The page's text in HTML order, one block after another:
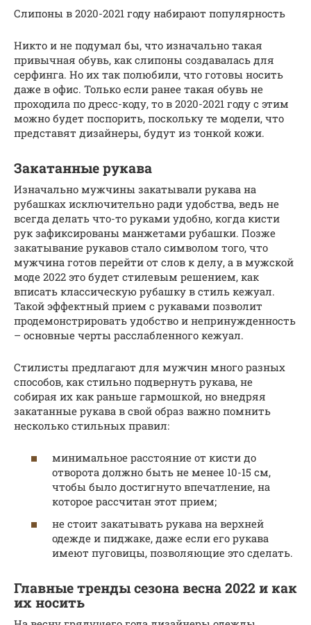
Слипоны в 2020-2021 году набирают популярность
Никто и не подумал бы, что изначально такая
привычная обувь, как слипоны создавалась для
серфинга. Но их так полюбили, что готовы носить
даже в офис. Только если ранее такая обувь не
проходила по дресс-коду, то в 2020-2021 году с этим
можно будет поспорить, поскольку те модели, что
представят дизайнеры, будут из тонкой кожи.
Закатанные рукава
Изначально мужчины закатывали рукава на
рубашках исключительно ради удобства, ведь не
всегда делать что-то руками удобно, когда кисти
рук зафиксированы манжетами рубашки. Позже
закатывание рукавов стало символом того, что
мужчина готов перейти от слов к делу, а в мужской
моде 2022 это будет стилевым решением, как
вписать классическую рубашку в стиль кежуал.
Такой эффектный прием с рукавами позволит
продемонстрировать удобство и непринужденность
– основные черты расслабленного кежуал.
Стилисты предлагают для мужчин много разных
способов, как стильно подвернуть рукава, не
собирая их как раньше гармошкой, но внедряя
закатанные рукава в свой образ важно помнить
несколько стильных правил:
минимальное расстояние от кисти до
отворота должно быть не менее 10-15 см,
чтобы было достигнуто впечатление, на
которое рассчитан этот прием;
не стоит закатывать рукава на верхней
одежде и пиджаке, даже если его рукава
имеют пуговицы, позволяющие это сделать.
Главные тренды сезона весна 2022 и как
их носить